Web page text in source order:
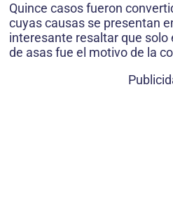
Quince casos fueron
cuyas causas se presentan
interesante resaltar que solo
de asas fue el motivo de la